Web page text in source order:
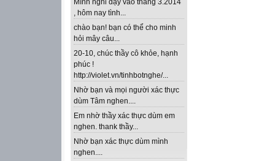
Mình nghỉ dạy vào tháng 3.2014
, hôm nay tình...
chào bạn! bạn có thể cho minh
hỏi mây câu...
20-10, chúc thầy cô khỏe, hạnh
phúc !
http://violet.vn/tinhbotnghe/...
Nhờ bạn và mọi người xác thực
dùm Tâm nghen....
Em nhờ thầy xác thực dùm em
nghen. thank thầy...
Nhờ bạn xác thực dùm mình
nghen....